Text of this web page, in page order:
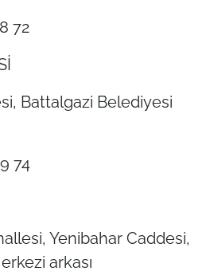
72
Battalgazi Belediyesi
74
Yenibahar Caddesi,
arkası